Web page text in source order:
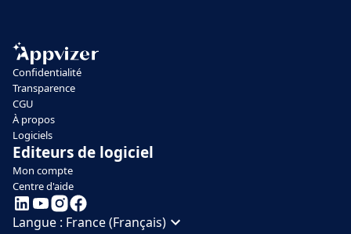
Confidentialité
Transparence
CGU
À propos
Logiciels
Editeurs de logiciel
Mon compte
Centre d'aide
Langue : France (Français)